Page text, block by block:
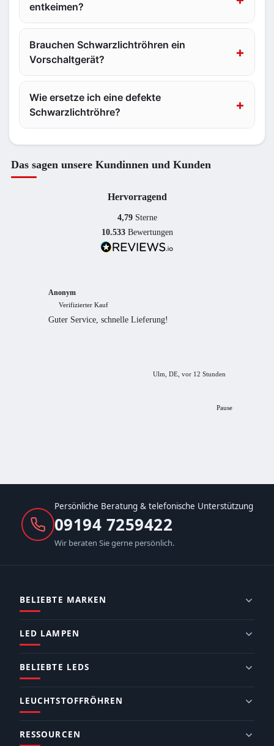
entkeimen?
Brauchen Schwarzlichtröhren ein
Vorschaltgerät?
Wie ersetze ich eine defekte
Schwarzlichtröhre?
Das sagen unsere Kundinnen und Kunden
Hervorragend
4,79 Sterne
10.533 Bewertungen
Anonym
Verifizierter Kauf
Guter Service, schnelle Lieferung!
Ulm, DE, vor 12 Stunden
Pause
Persönliche Beratung & telefonische Unterstützung
09194 7259422
Wir beraten Sie gerne persönlich.
BELIEBTE MARKEN
LED LAMPEN
BELIEBTE LEDS
LEUCHTSTOFFRÖHREN
RESSOURCEN